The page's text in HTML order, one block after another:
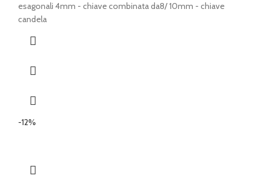
esagonali 4mm - chiave combinata da8/ 10mm - chiave
candela
-12%